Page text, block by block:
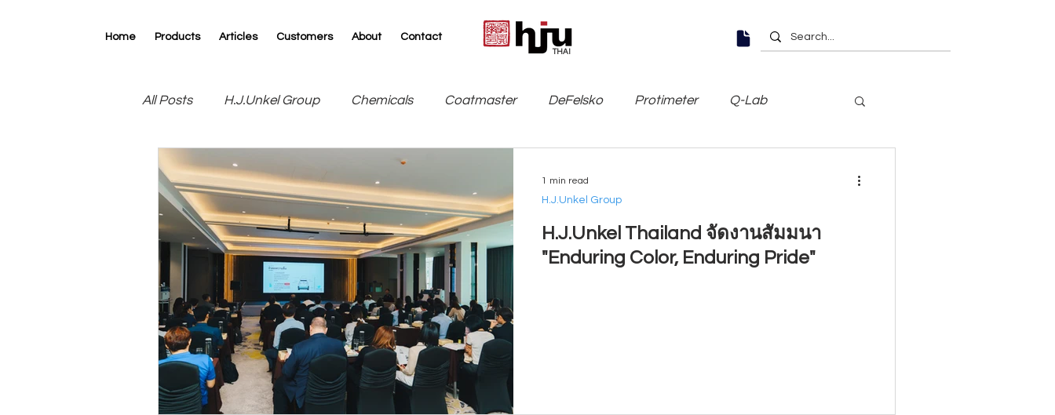
Home Products Articles Customers About Contact
THAI
All Posts H.J.Unkel Group Chemicals Coatmaster DeFelsko Protimeter Q-Lab
R.D.Specialties
H.J.Unkel Thailand จัดงานสัมมนา
"Enduring Color, Enduring Pride"
H.J.Unkel Group
1 min read